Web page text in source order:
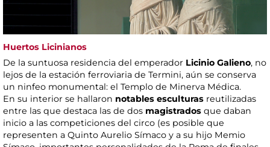
Huertos Licinianos
De la suntuosa residencia del emperador Licinio Galieno, no
lejos de la estación ferroviaria de Termini, aún se conserva
un ninfeo monumental: el Templo de Minerva Médica.
En su interior se hallaron notables esculturas reutilizadas
entre las que destaca las de dos magistrados que daban
inicio a las competiciones del circo (es posible que
representen a Quinto Aurelio Símaco y a su hijo Memio